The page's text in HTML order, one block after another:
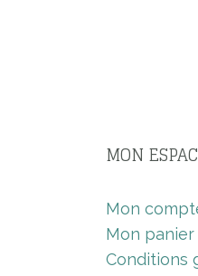
MON
Mon
Mon panier
Conditions